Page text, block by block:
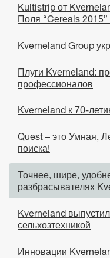
Kultistrip от
Поля “Cereals 2015”
Kverneland Group
Плуги Kverneland:
профессионалов
Kverneland к 70-
Quest – это Умная,
поиска!
Точнее, шире,
разбрасывателях
Kverneland
сельхозтехникой
Инновации